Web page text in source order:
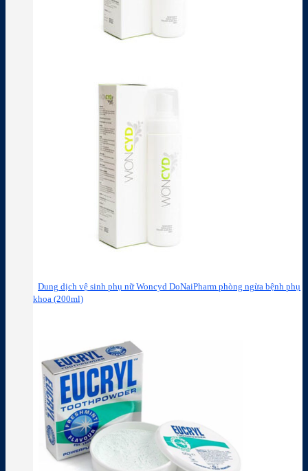
Dung dịch vệ sinh phụ nữ Woncyd DoNaiPharm phòng ngừa bệnh phụ
khoa (200ml)